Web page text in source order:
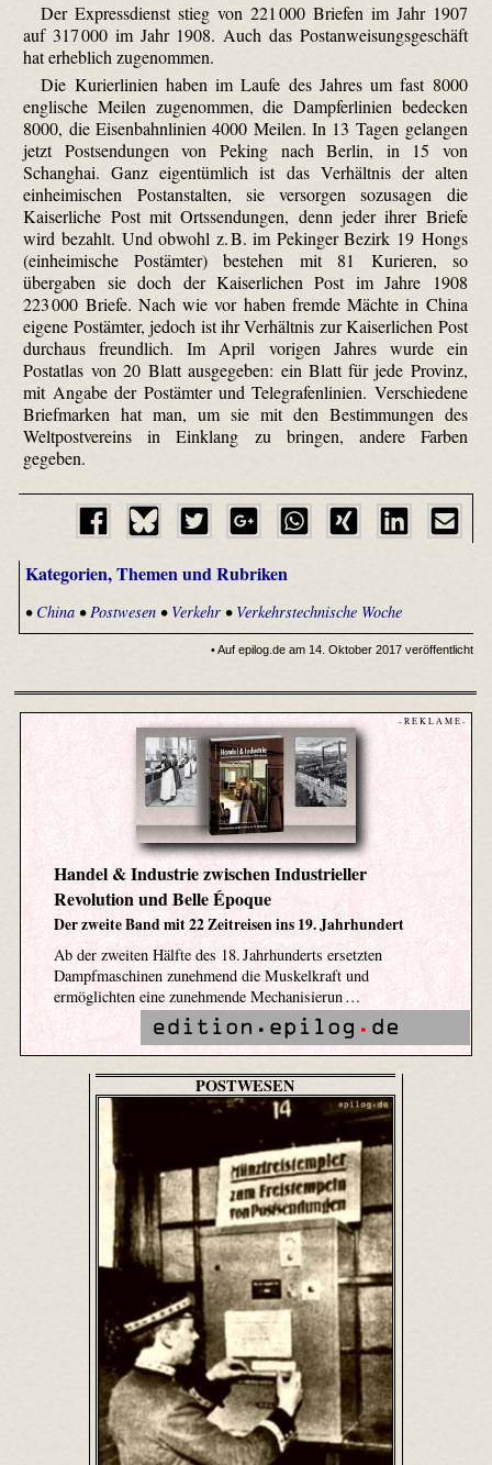
Der Expressdienst stieg von 221 000 Briefen im Jahr 1907
auf 317 000 im Jahr 1908. Auch das Postanweisungsgeschäft
hat erheblich zugenommen.
Die Kurierlinien haben im Laufe des Jahres um fast 8000
englische Meilen zugenommen, die Dampferlinien bedecken
8000, die Eisenbahnlinien 4000 Meilen. In 13 Tagen gelangen
jetzt Postsendungen von Peking nach Berlin, in 15 von
Schanghai. Ganz eigentümlich ist das Verhältnis der alten
einheimischen Postanstalten, sie versorgen sozusagen die
Kaiserliche Post mit Ortssendungen, denn jeder ihrer Briefe
wird bezahlt. Und obwohl z. B. im Pekinger Bezirk 19 Hongs
(einheimische Postämter) bestehen mit 81 Kurieren, so
übergaben sie doch der Kaiserlichen Post im Jahre 1908
223 000 Briefe. Nach wie vor haben fremde Mächte in China
eigene Postämter, jedoch ist ihr Verhältnis zur Kaiserlichen Post
durchaus freundlich. Im April vorigen Jahres wurde ein
Postatlas von 20 Blatt ausgegeben: ein Blatt für jede Provinz,
mit Angabe der Postämter und Telegrafenlinien. Verschiedene
Briefmarken hat man, um sie mit den Bestimmungen des
Weltpostvereins in Einklang zu bringen, andere Farben
gegeben.
Kategorien, Themen und Rubriken
• China•Postwesen• Verkehr• Verkehrstechnische Woche
• Auf epilog.de am 14. Oktober 2017 veröffentlicht
- R E K L A M E -
Handel & Industrie zwischen Industrieller
Revolution und Belle Époque
Der zweite Band mit 22 Zeitreisen ins 19. Jahrhundert
Ab der zweiten Hälfte des 18. Jahrhunderts ersetzten
Dampfmaschinen zunehmend die Muskelkraft und
ermöglichten eine zunehmende Mechanisierun …
POSTWESEN